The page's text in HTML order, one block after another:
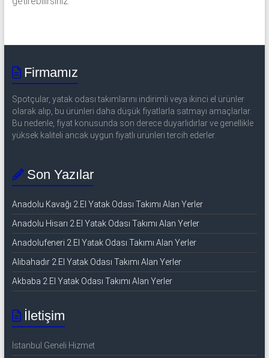
Firmamız
Spotçular, yatak odası takımlarını indirimli veya ikinci el ürünler
olarak alıp, bu ürünleri daha düşük fiyatlarla satmayı amaçlarlar.
Bu nedenle, fiyat konusunda son derece duyarlıdırlar ve genellikle
yüksek kaliteli ancak uygun fiyatlı ürünleri tercih ederler.
Son Yazılar
Anadolu Kavağı 2.El Yatak Odası Takımı Alan Yerler
Anadolu Hisarı 2.El Yatak Odası Takımı Alan Yerler
Anadolufeneri 2.El Yatak Odası Takımı Alan Yerler
Alibahadır 2.El Yatak Odası Takımı Alan Yerler
Akbaba 2.El Yatak Odası Takımı Alan Yerler
İletişim
İstanbul Geneli Hizmet